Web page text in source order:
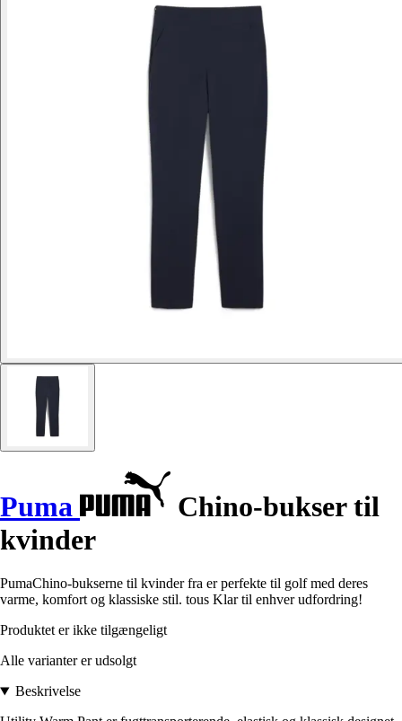
Puma
Chino-bukser til
kvinder
PumaChino-bukserne til kvinder fra er perfekte til golf med deres
varme, komfort og klassiske stil. tous Klar til enhver udfordring!
Produktet er ikke tilgængeligt
Alle varianter er udsolgt
Beskrivelse